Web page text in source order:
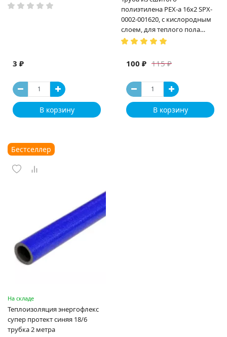
3 ₽
В корзину
полиэтилена PEX-a 16х2 SPX-
0002-001620, с кислородным
слоем, для теплого пола
(Испания)
115 ₽
100 ₽
В корзину
Бестселлер
На складе
Теплоизоляция энергофлекс
супер протект синяя 18/6
трубка 2 метра